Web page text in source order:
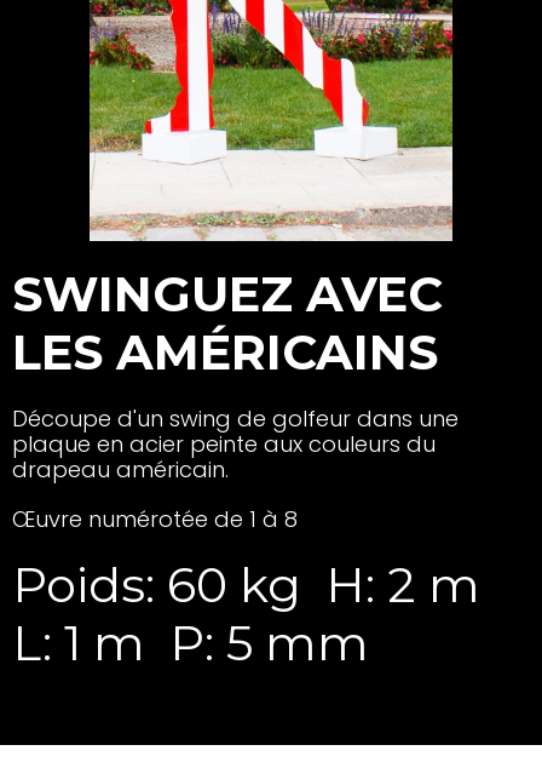
SWINGUEZ AVEC
LES AMÉRICAINS
Découpe d'un swing de golfeur dans une
plaque en acier peinte aux couleurs du
drapeau américain.
Œuvre numérotée de 1 à 8
Poids: 60 kg H: 2 m
L: 1 m P: 5 mm